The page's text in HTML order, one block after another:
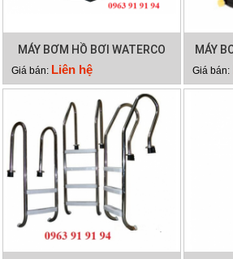
MÁY BƠM HỒ BƠI WATERCO
HYDROSTAR 300
Giá bán: Liên hệ
MÁY
Giá bán: